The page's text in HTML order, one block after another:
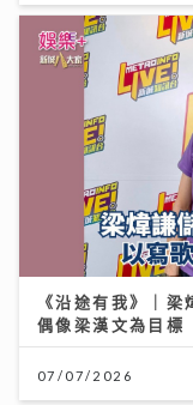
《沿途有我》｜
偶像梁漢文為目標
07/07/2026